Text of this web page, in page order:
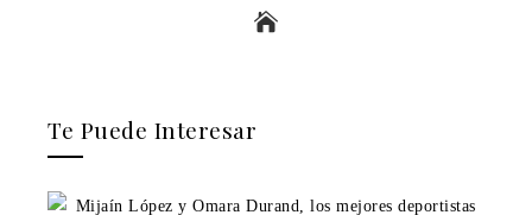
Te Puede Interesar